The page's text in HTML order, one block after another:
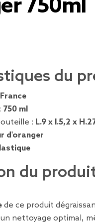
750ml
du
France
750 ml
: L.9 x l.5,2 x
d'oranger
du
de ce produit
nettoyage optimal,